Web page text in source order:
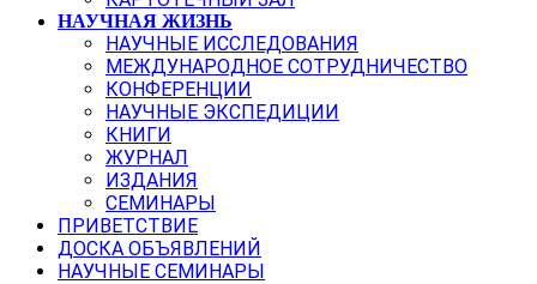
НАУЧНАЯ ЖИЗНЬ
НАУЧНЫЕ ИССЛЕДОВАНИЯ
МЕЖДУНАРОДНОЕ СОТРУДНИЧЕСТВО
КОНФЕРЕНЦИИ
НАУЧНЫЕ ЭКСПЕДИЦИИ
КНИГИ
ЖУРНАЛ
ИЗДАНИЯ
СЕМИНАРЫ
ПРИВЕТСТВИЕ
ДОСКА ОБЪЯВЛЕНИЙ
НАУЧНЫЕ СЕМИНАРЫ